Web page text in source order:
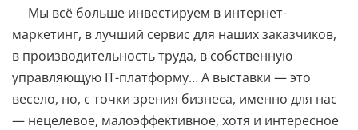
Мы всё больше инвестируем в интернет-
маркетинг, в лучший сервис для наших заказчиков,
в производительность труда, в собственную
управляющую IT-платформу… А выставки — это
весело, но, с точки зрения бизнеса, именно для нас
— нецелевое, малоэффективное, хотя и интересное